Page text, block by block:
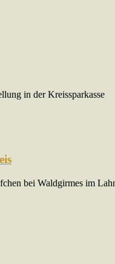
in der Kreissparkasse
bei Waldgirmes im